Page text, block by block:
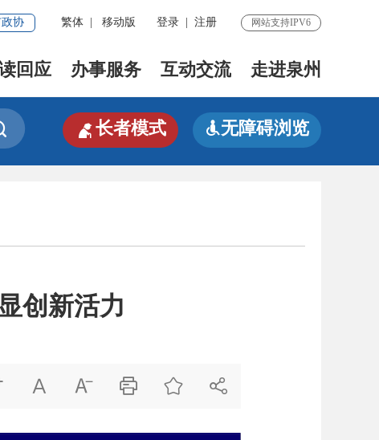
协 繁体 移动版 登录 注册 网站支持IPV6
回应 办事服务 互动交流 走进泉州
长者模式 无障碍浏览
创新活力
    